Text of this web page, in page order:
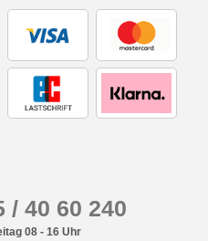
/ 40 60 240
08 - 16 Uhr